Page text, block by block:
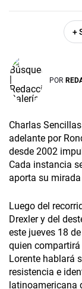
+
POR
Charlas
adelante por
desde 2002
Cada instancia
aporta su
Luego del
Drexler y del
este jueves 18
quien
Lorente hablará
resistencia e
latinoamericana